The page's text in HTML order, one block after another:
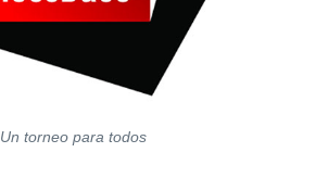
Un torneo para todos